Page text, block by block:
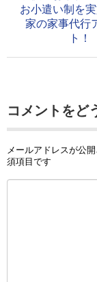
お小遣い制を
家の家事代行
ト！
コメントをど
メールアドレスが公
須項目です